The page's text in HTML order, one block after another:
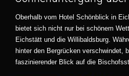
Oberhalb vom Hotel Schönblick in
bietet sich nicht nur bei schönem
Eichstätt und die Willibaldsburg.
hinter den Bergrücken verschwindet,
faszinierender Blick auf die